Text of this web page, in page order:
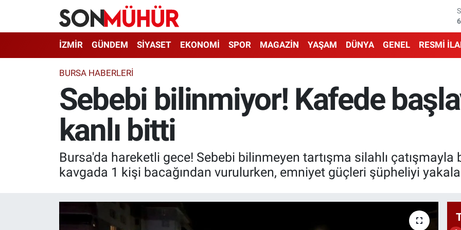
İZMİR GÜNDEM SİYASET EKONOMİ SPOR MAGAZİN YAŞAM DÜNYA GENEL RESMİ
BURSA HABERLERİ
Sebebi bilinmiyor! Kafede
kanlı bitti
Bursa'da hareketli gece! Sebebi bilinmeyen tartışma silahlı
kavgada 1 kişi bacağından vurulurken, emniyet güçleri şüpheliyi
İzmir Nöbetçi Eczaneler
İzmir Namaz Vakitleri
İzmir Trafik Yoğunluk Haritası
Süper Lig Puan Durumu ve Fikstür
Tüm Manşetler